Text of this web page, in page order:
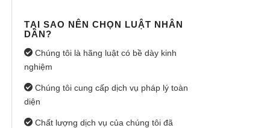
TẠI SAO NÊN CHỌN LUẬT NHÂN
DÂN?
Chúng tôi là hãng luật có bề dày kinh
nghiệm
Chúng tôi cung cấp dịch vụ pháp lý toàn
diện
Chất lượng dịch vụ của chúng tôi đã